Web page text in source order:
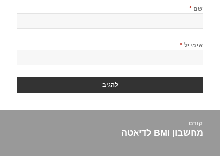
שם *
אימייל *
קודם
הפוסט
מחשבון BMI לדיאטה